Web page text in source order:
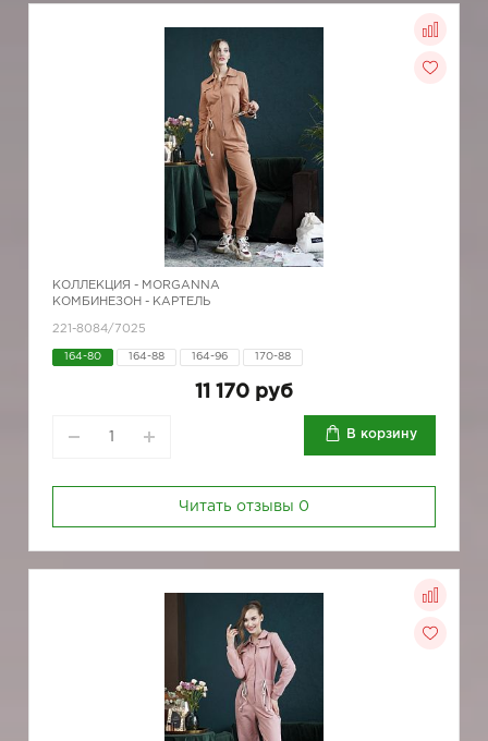
КОЛЛЕКЦИЯ - MORGANNA
КОМБИНЕЗОН - КАРТЕЛЬ
221-8084/7025
164-80 164-88 164-96 170-88
11 170 руб
В корзину
Читать отзывы 0